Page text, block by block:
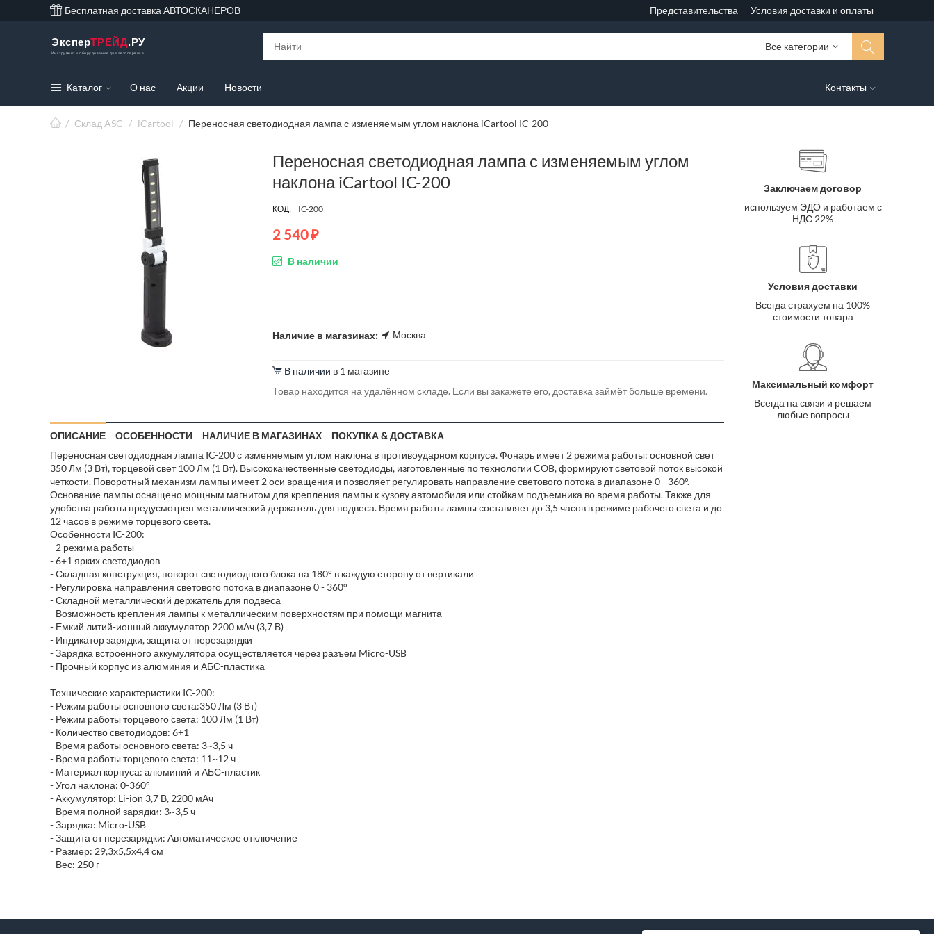
Бесплатная доставка АВТОСКАНЕРОВ Представительства Условия доставки и оплаты
ЭксперТРЕЙД.РУ
Инструмент и оборудование для автосервиса
Все категории
Каталог О нас Акции Новости Контакты
/ Склад ASC / iCartool / Переносная светодиодная лампа с изменяемым углом наклона iCartool IC-200
Переносная светодиодная лампа с изменяемым углом
наклона iCartool IC-200
КОД: IC-200
2 540₽
В наличии
Наличие в магазинах: Москва
В наличии в 1 магазине
Товар находится на удалённом складе. Если вы закажете его, доставка займёт больше времени.
ОПИСАНИЕ ОСОБЕННОСТИ НАЛИЧИЕ В МАГАЗИНАХ
ПОКУПКА & ДОСТАВКА
Переносная светодиодная лампа IC-200 с изменяемым углом наклона в противоударном корпусе. Фонарь имеет 2 режима работы: основной свет
350 Лм (3 Вт), торцевой свет 100 Лм (1 Вт). Высококачественные светодиоды, изготовленные по технологии COB, формируют световой поток высокой
четкости. Поворотный механизм лампы имеет 2 оси вращения и позволяет регулировать направление светового потока в диапазоне 0 - 360°.
Основание лампы оснащено мощным магнитом для крепления лампы к кузову автомобиля или стойкам подъемника во время работы. Также для
удобства работы предусмотрен металлический держатель для подвеса. Время работы лампы составляет до 3,5 часов в режиме рабочего света и до
12 часов в режиме торцевого света.
Особенности IC-200:
- 2 режима работы
- 6+1 ярких светодиодов
- Складная конструкция, поворот светодиодного блока на 180° в каждую сторону от вертикали
- Регулировка направления светового потока в диапазоне 0 - 360°
- Складной металлический держатель для подвеса
- Возможность крепления лампы к металлическим поверхностям при помощи магнита
- Емкий литий-ионный аккумулятор 2200 мАч (3,7 В)
- Индикатор зарядки, защита от перезарядки
- Зарядка встроенного аккумулятора осуществляется через разъем Micro-USB
- Прочный корпус из алюминия и АБС-пластика
Технические характеристики IC-200:
- Режим работы основного света:350 Лм (3 Вт)
- Режим работы торцевого света: 100 Лм (1 Вт)
- Количество светодиодов: 6+1
- Время работы основного света: 3~3,5 ч
- Время работы торцевого света: 11~12 ч
- Материал корпуса: aлюминий и АБС-пластик
- Угол наклона: 0-360°
- Аккумулятор: Li-ion 3,7 В, 2200 мАч
- Время полной зарядки: 3~3,5 ч
- Зарядка: Micro-USB
- Защита от перезарядки: Автоматическое отключение
- Размер: 29,3х5,5х4,4 см
- Вес: 250 г
Заключаем договор
используем ЭДО и работаем с
НДС 22%
Условия доставки
Всегда страхуем на 100%
стоимости товара
Максимальный комфорт
Всегда на связи и решаем
любые вопросы